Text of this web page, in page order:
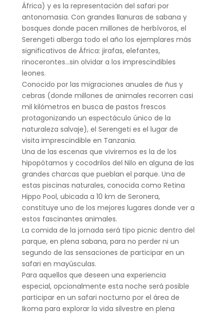
África) y es la representación del safari por
antonomasia. Con grandes llanuras de sabana y
bosques donde pacen millones de herbívoros, el
Serengeti alberga todo el año los ejemplares más
significativos de África: jirafas, elefantes,
rinocerontes…sin olvidar a los imprescindibles
leones.
Conocido por las migraciones anuales de ñus y
cebras (donde millones de animales recorren casi
mil kilómetros en busca de pastos frescos
protagonizando un espectáculo único de la
naturaleza salvaje), el Serengeti es el lugar de
visita imprescindible en Tanzania.
Una de las escenas que viviremos es la de los
hipopótamos y cocodrilos del Nilo en alguna de las
grandes charcas que pueblan el parque. Una de
estas piscinas naturales, conocida como Retina
Hippo Pool, ubicada a 10 km de Seronera,
constituye uno de los mejores lugares donde ver a
estos fascinantes animales.
La comida de la jornada será tipo picnic dentro del
parque, en plena sabana, para no perder ni un
segundo de las sensaciones de participar en un
safari en mayúsculas.
Para aquellos que deseen una experiencia
especial, opcionalmente esta noche será posible
participar en un safari nocturno por el área de
Ikoma para explorar la vida silvestre en plena